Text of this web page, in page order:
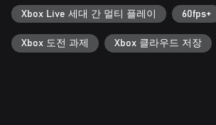
Xbox Live 세대 간 멀티 플레이 60fps+
Xbox 도전 과제 Xbox 클라우드 저장